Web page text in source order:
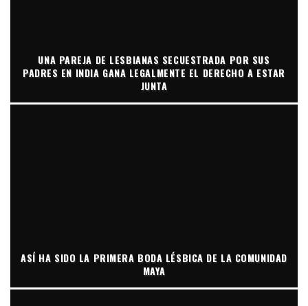
UNA PAREJA DE LESBIANAS SECUESTRADA POR SUS
PADRES EN INDIA GANA LEGALMENTE EL DERECHO A ESTAR
JUNTA
ASÍ HA SIDO LA PRIMERA BODA LÉSBICA DE LA COMUNIDAD
MAYA